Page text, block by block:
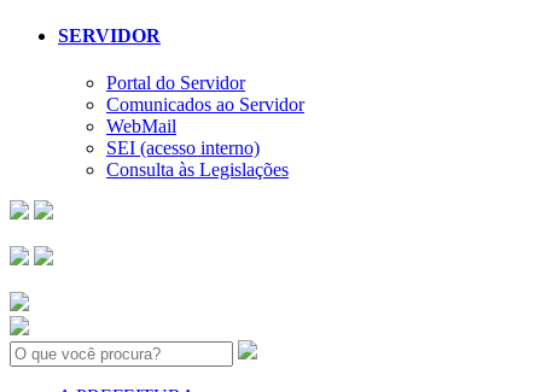
SERVIDOR
Portal do Servidor
Comunicados ao Servidor
WebMail
SEI (acesso interno)
Consulta às Legislações
Search: